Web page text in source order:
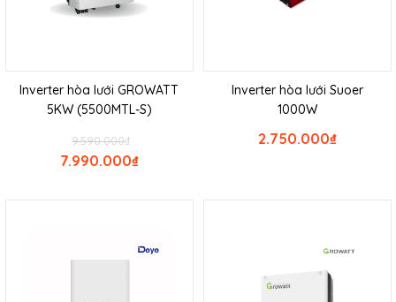
Inverter hòa lưới GROWATT
5KW (5500MTL-S)
₫
9.590.000
₫
7.990.000
Inverter hòa lưới Suoer
1000W
₫
2.750.000